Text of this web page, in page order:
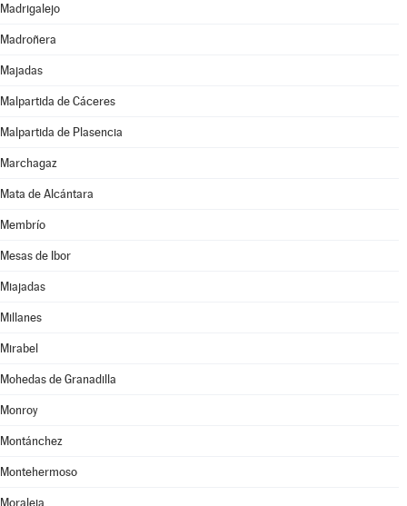
Madrigalejo
Madroñera
Majadas
Malpartida de Cáceres
Malpartida de Plasencia
Marchagaz
Mata de Alcántara
Membrío
Mesas de Ibor
Miajadas
Millanes
Mirabel
Mohedas de Granadilla
Monroy
Montánchez
Montehermoso
Moraleja